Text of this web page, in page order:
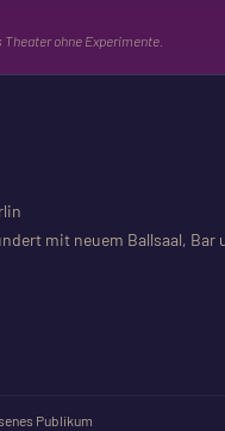
ohne Experimente.
mit neuem Ballsaal, Bar
Publikum